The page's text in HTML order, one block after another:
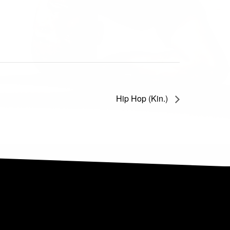
Hip Hop (Kin.)